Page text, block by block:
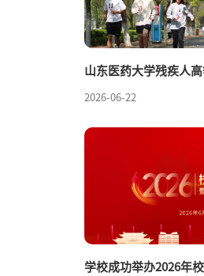
山东医药大学残疾人
2026-06-22
学校成功举办2026年